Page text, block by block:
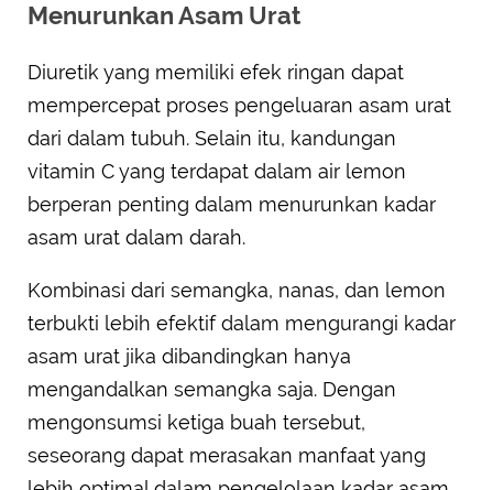
Menurunkan Asam Urat
Diuretik yang memiliki efek ringan dapat
mempercepat proses pengeluaran asam urat
dari dalam tubuh. Selain itu, kandungan
vitamin C yang terdapat dalam air lemon
berperan penting dalam menurunkan kadar
asam urat dalam darah.
Kombinasi dari semangka, nanas, dan lemon
terbukti lebih efektif dalam mengurangi kadar
asam urat jika dibandingkan hanya
mengandalkan semangka saja. Dengan
mengonsumsi ketiga buah tersebut,
seseorang dapat merasakan manfaat yang